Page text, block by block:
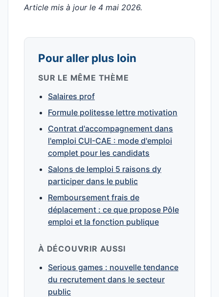
Article mis à jour le 4 mai 2026.
Pour aller plus loin
SUR LE MÊME THÈME
Salaires prof
Formule politesse lettre motivation
Contrat d'accompagnement dans
l'emploi CUI-CAE : mode d'emploi
complet pour les candidats
Salons de lemploi 5 raisons dy
participer dans le public
Remboursement frais de
déplacement : ce que propose Pôle
emploi et la fonction publique
À DÉCOUVRIR AUSSI
Serious games : nouvelle tendance
du recrutement dans le secteur
public